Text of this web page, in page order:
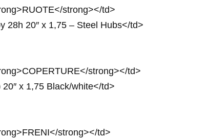
strong></td>
28h 20″ x 1,75 – Steel Hubs</td>
strong></td>
x 1,75 Black/white</td>
strong></td>